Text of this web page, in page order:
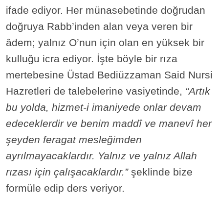
ifade ediyor. Her münasebetinde doğrudan
doğruya Rabb’inden alan veya veren bir
âdem; yalnız O’nun için olan en yüksek bir
kulluğu icra ediyor. İşte böyle bir rıza
mertebesine Üstad Bediüzzaman Said Nursi
Hazretleri de talebelerine vasiyetinde, “Artık
bu yolda, hizmet-i imaniyede onlar devam
edeceklerdir ve benim maddî ve manevî her
şeyden feragat mesleğimden
ayrılmayacaklardır. Yalnız ve yalnız Allah
rızası için çalışacaklardır.”şeklinde bize
formüle edip ders veriyor.